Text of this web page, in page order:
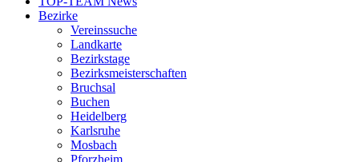
Bezirke
Vereinssuche
Landkarte
Bezirkstage
Bezirksmeisterschaften
Bruchsal
Buchen
Heidelberg
Karlsruhe
Mosbach
Pforzheim